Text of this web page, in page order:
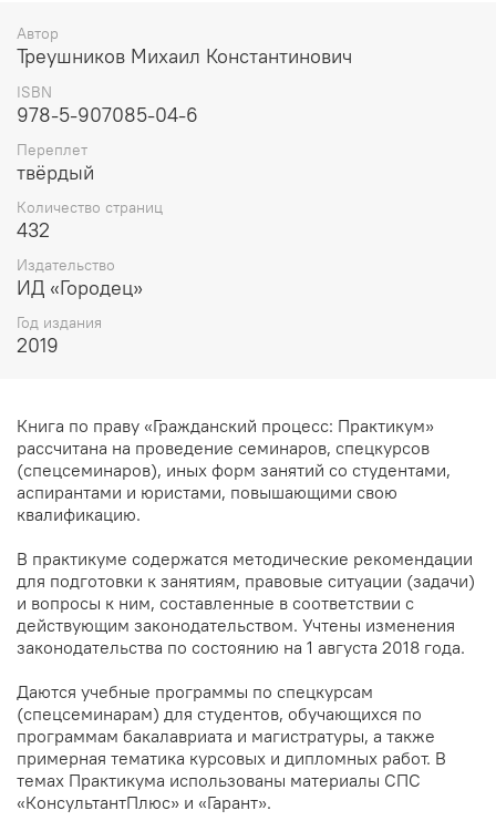
Автор
Треушников Михаил Константинович
ISBN
978-5-907085-04-6
Переплет
твёрдый
Количество страниц
432
Издательство
ИД «Городец»
Год издания
2019
Книга по праву «Гражданский процесс: Практикум»
рассчитана на проведение семинаров, спецкурсов
(спецсеминаров), иных форм занятий со студентами,
аспирантами и юристами, повышающими свою
квалификацию.
В практикуме содержатся методические рекомендации
для подготовки к занятиям, правовые ситуации (задачи)
и вопросы к ним, составленные в соответствии с
действующим законодательством. Учтены изменения
законодательства по состоянию на 1 августа 2018 года.
Даются учебные программы по спецкурсам
(спецсеминарам) для студентов, обучающихся по
программам бакалавриата и магистратуры, а также
примерная тематика курсовых и дипломных работ. В
темах Практикума использованы материалы СПС
«КонсультантПлюс» и «Гарант».